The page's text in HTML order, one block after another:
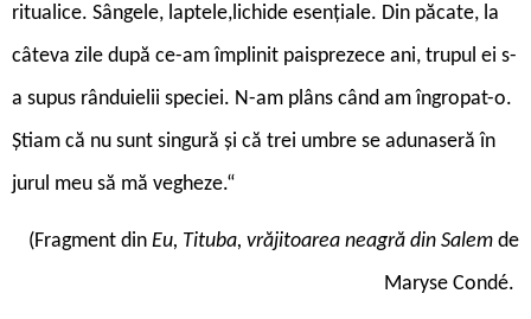
ritualice. Sângele, laptele,lichide esențiale. Din păcate, la
câteva zile după ce-am împlinit paisprezece ani, trupul ei s-
a supus rânduielii speciei. N-am plâns când am îngropat-o.
Știam că nu sunt singură și că trei umbre se adunaseră în
jurul meu să mă vegheze.“
(Fragment din Eu, Tituba, vrăjitoarea neagră din Salem de
Maryse Condé.